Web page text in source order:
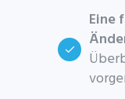
Eine